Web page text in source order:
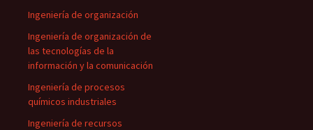
Ingeniería de organización
Ingeniería de organización de
las tecnologías de la
información y la comunicación
Ingeniería de procesos
químicos industriales
Ingeniería de recursos